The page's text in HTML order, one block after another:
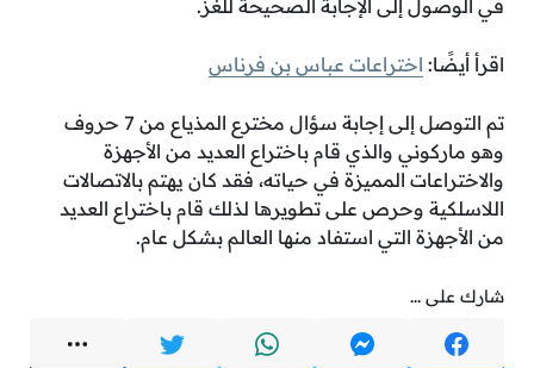
في الوصول إلى الإجابة الصحيحة للغز.
اقرأ أيضًا: اختراعات عباس بن فرناس
تم التوصل إلى إجابة سؤال مخترع المذياع من 7 حروف
وهو ماركوني والذي قام باختراع العديد من الأجهزة
والاختراعات المميزة في حياته، فقد كان يهتم بالاتصالات
اللاسلكية وحرص على تطويرها لذلك قام باختراع العديد
من الأجهزة التي استفاد منها العالم بشكل عام.
شارك على ...